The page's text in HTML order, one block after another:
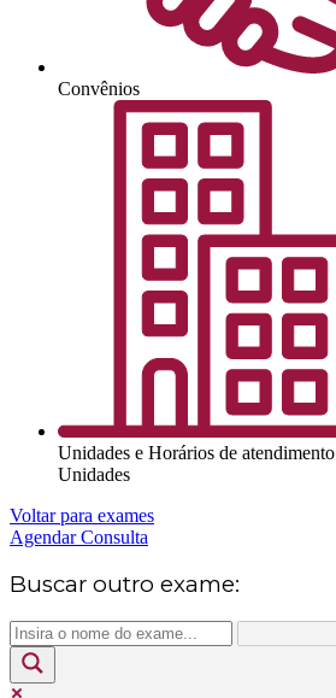
Convênios
Unidades e Horários de atendimento
Unidades
Voltar para exames
Agendar Consulta
Buscar outro exame: